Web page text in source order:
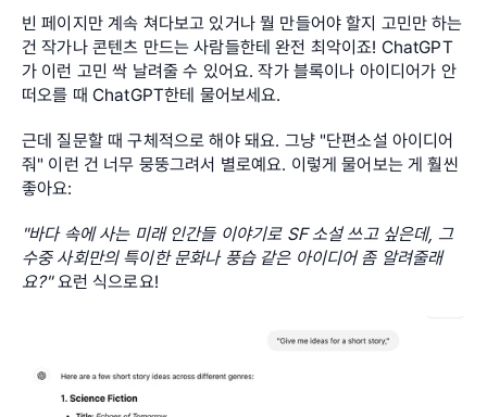
빈 페이지만 계속 쳐다보고 있거나 뭘 만들어야 할지 고민만 하는
건 작가나 콘텐츠 만드는 사람들한테 완전 최악이죠! ChatGPT
가 이런 고민 싹 날려줄 수 있어요. 작가 블록이나 아이디어가 안
떠오를 때 ChatGPT한테 물어보세요.
근데 질문할 때 구체적으로 해야 돼요. 그냥 "단편소설 아이디어
줘" 이런 건 너무 뭉뚱그려서 별로예요. 이렇게 물어보는 게 훨씬
좋아요:
"바다 속에 사는 미래 인간들 이야기로 SF 소설 쓰고 싶은데, 그
수중 사회만의 특이한 문화나 풍습 같은 아이디어 좀 알려줄래
요?" 요런 식으로요!